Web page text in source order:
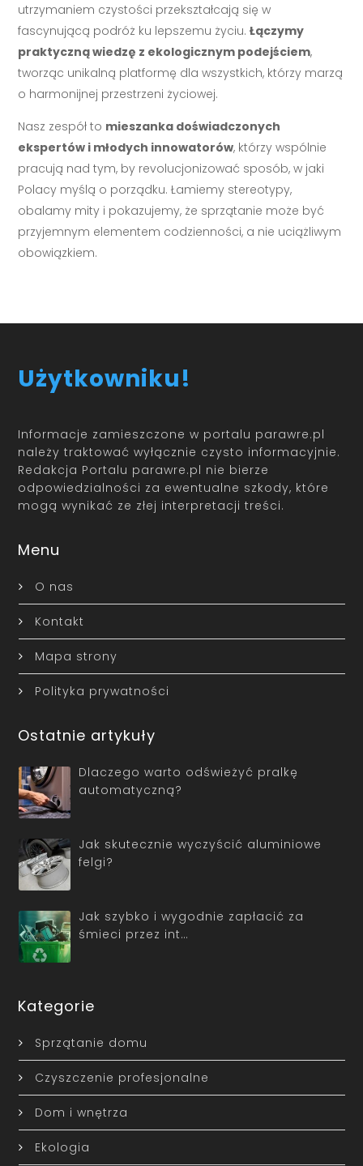
utrzymaniem czystości przekształcają się w
fascynującą podróż ku lepszemu życiu.Łączymy
praktyczną wiedzę z ekologicznym podejściem,
tworząc unikalną platformę dla wszystkich, którzy marzą
o harmonijnej przestrzeni życiowej.
Nasz zespół to mieszanka doświadczonych
ekspertów i młodych innowatorów, którzy wspólnie
pracują nad tym, by revolucjonizować sposób, w jaki
Polacy myślą o porządku. Łamiemy stereotypy,
obalamy mity i pokazujemy, że sprzątanie może być
przyjemnym elementem codzienności, a nie uciążliwym
obowiązkiem.
Użytkowniku!
Informacje zamieszczone w portalu parawre.pl
należy traktować wyłącznie czysto informacyjnie.
Redakcja Portalu parawre.pl nie bierze
odpowiedzialności za ewentualne szkody, które
mogą wynikać ze złej interpretacji treści.
Menu
O nas
Kontakt
Mapa strony
Polityka prywatności
Ostatnie artykuły
Dlaczego warto odświeżyć pralkę
automatyczną?
Jak skutecznie wyczyścić aluminiowe
felgi?
Jak szybko i wygodnie zapłacić za
śmieci przez int…
Kategorie
Sprzątanie domu
Czyszczenie profesjonalne
Dom i wnętrza
Ekologia